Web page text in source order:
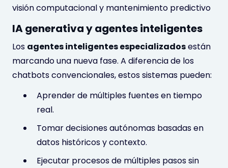
visión computacional y mantenimiento predictivo
IA generativa y agentes inteligentes
Los agentes inteligentes especializadosestán
marcando una nueva fase. A diferencia de los
chatbots convencionales, estos sistemas pueden:
Aprender de múltiples fuentes en tiempo
real.
Tomar decisiones autónomas basadas en
datos históricos y contexto.
Ejecutar procesos de múltiples pasos sin